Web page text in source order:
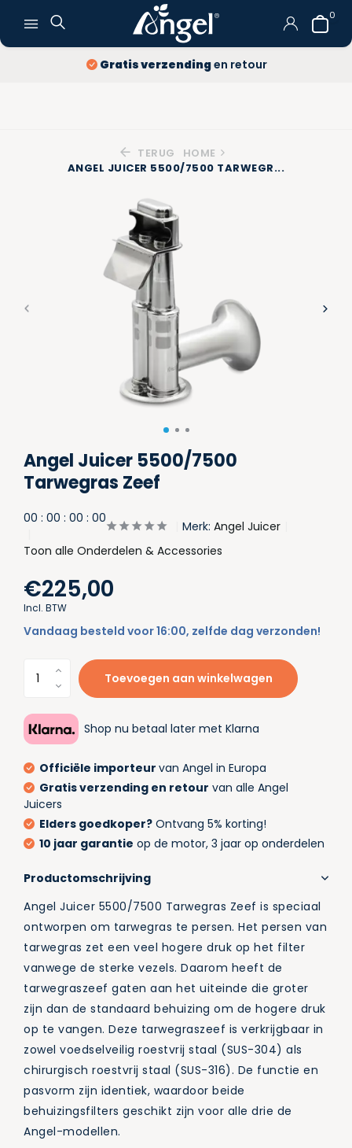
0
Gratis verzendingen retour
TERUG
HOME
ANGEL JUICER 5500/7500 TARWEGR...
Angel Juicer 5500/7500
Tarwegras Zeef
00 : 00 : 00 : 00
Merk: Angel Juicer
Toon alle Onderdelen & Accessories
€225,00
Incl. BTW
Vandaag besteld voor 16:00, zelfde dag verzonden!
Toevoegen aan winkelwagen
Shop nu betaal later met Klarna
Officiële importeur van Angel in Europa
Gratis verzending en retour van alle Angel
Juicers
Elders goedkoper? Ontvang 5% korting!
10 jaar garantie op de motor, 3 jaar op onderdelen
Productomschrijving
Angel Juicer 5500/7500 Tarwegras Zeef is speciaal
ontworpen om tarwegras te persen. Het persen van
tarwegras zet een veel hogere druk op het filter
vanwege de sterke vezels. Daarom heeft de
tarwegraszeef gaten aan het uiteinde die groter
zijn dan de standaard behuizing om de hogere druk
op te vangen. Deze tarwegraszeef is verkrijgbaar in
zowel voedselveilig roestvrij staal (SUS-304) als
chirurgisch roestvrij staal (SUS-316). De functie en
pasvorm zijn identiek, waardoor beide
behuizingsfilters geschikt zijn voor alle drie de
Angel-modellen.